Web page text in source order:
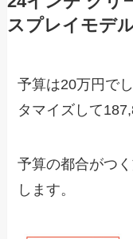
スプレイモデ
予算は20万円で
タマイズして
予算の都合がつ
します。